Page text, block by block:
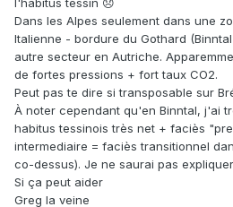
l'habitus tessin 😞
Dans les Alpes seulement dans une
Italienne - bordure du Gothard
autre secteur en Autriche.
de fortes pressions + fort taux CO2.
Peut pas te dire si transposable sur
À noter cependant qu'en Binntal, j'ai
habitus tessinois très net + faciès
intermediaire = faciès transitionnel
co-dessus). Je ne saurai pas
Si ça peut aider
Greg la veine